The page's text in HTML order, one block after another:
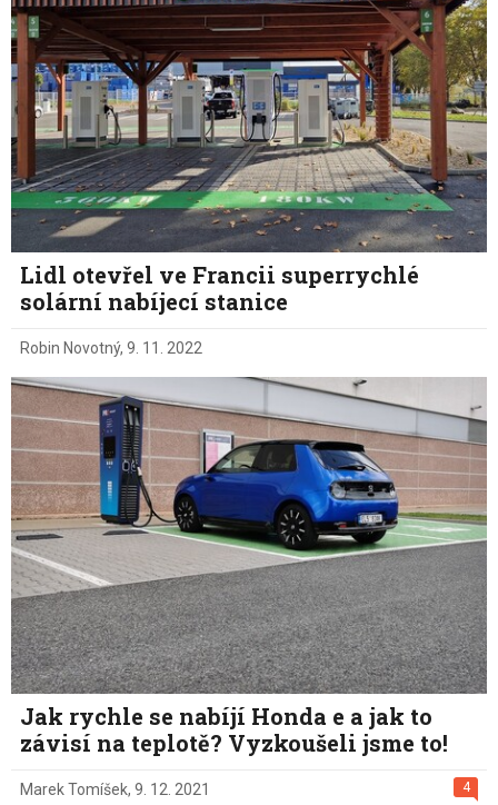
Lidl otevřel ve Francii superrychlé
solární nabíjecí stanice
Robin Novotný, 9. 11. 2022
Jak rychle se nabíjí Honda e a jak to
závisí na teplotě? Vyzkoušeli jsme to!
4
Marek Tomíšek, 9. 12. 2021